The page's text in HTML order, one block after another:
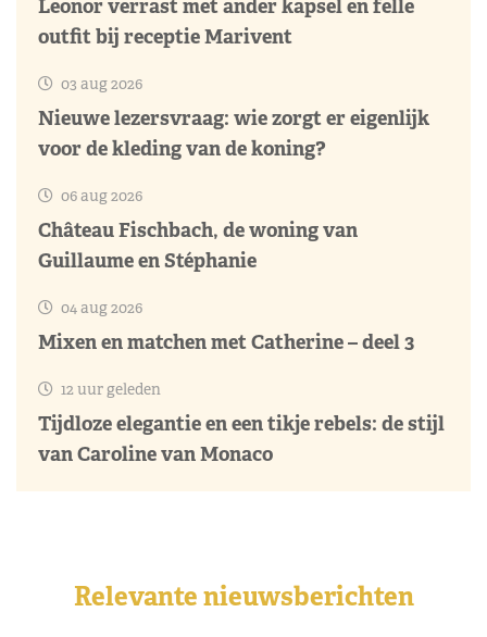
Leonor verrast met ander kapsel en felle
outfit bij receptie Marivent
03 aug 2026
Nieuwe lezersvraag: wie zorgt er eigenlijk
voor de kleding van de koning?
06 aug 2026
Château Fischbach, de woning van
Guillaume en Stéphanie
04 aug 2026
Mixen en matchen met Catherine – deel 3
12 uur geleden
Tijdloze elegantie en een tikje rebels: de stijl
van Caroline van Monaco
Relevante nieuwsberichten